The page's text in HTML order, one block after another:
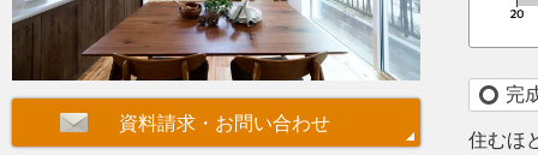
完
住むほ